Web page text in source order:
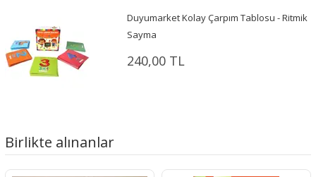
Duyumarket Kolay Çarpım Tablosu - Ritmik
Sayma
240,00 TL
Birlikte alınanlar